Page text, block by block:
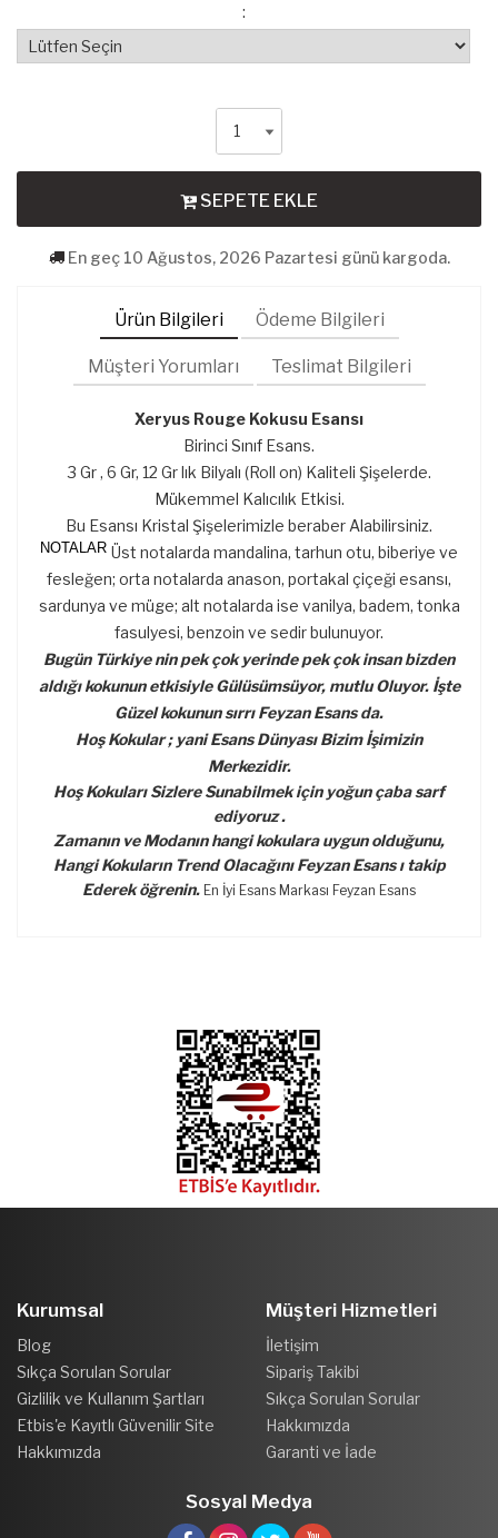
:
SEPETE EKLE
En geç 10 Ağustos, 2026 Pazartesi günü kargoda.
Ürün Bilgileri Ödeme Bilgileri
Müşteri Yorumları Teslimat Bilgileri
Xeryus Rouge Kokusu Esansı
Birinci Sınıf Esans.
3 Gr , 6 Gr, 12 Gr lık Bilyalı (Roll on) Kaliteli Şişelerde.
Mükemmel Kalıcılık Etkisi.
Bu Esansı Kristal Şişelerimizle beraber Alabilirsiniz.
NOTALAR Üst notalarda mandalina, tarhun otu, biberiye ve
fesleğen; orta notalarda anason, portakal çiçeği esansı,
sardunya ve müge; alt notalarda ise vanilya, badem, tonka
fasulyesi, benzoin ve sedir bulunuyor.
Bugün Türkiye nin pek çok yerinde pek çok insan bizden
aldığı kokunun etkisiyle Gülüsümsüyor, mutlu Oluyor. İşte
Güzel kokunun sırrı Feyzan Esans da.
Hoş Kokular ; yani Esans Dünyası Bizim İşimizin
Merkezidir.
Hoş Kokuları Sizlere Sunabilmek için yoğun çaba sarf
ediyoruz .
Zamanın ve Modanın hangi kokulara uygun olduğunu,
Hangi Kokuların Trend Olacağını Feyzan Esans ı takip
Ederek öğrenin. En İyi Esans Markası Feyzan Esans
Kurumsal
Blog
Sıkça Sorulan Sorular
Gizlilik ve Kullanım Şartları
Etbis'e Kayıtlı Güvenilir Site
Hakkımızda
Müşteri Hizmetleri
İletişim
Sipariş Takibi
Sıkça Sorulan Sorular
Hakkımızda
Garanti ve İade
Sosyal Medya